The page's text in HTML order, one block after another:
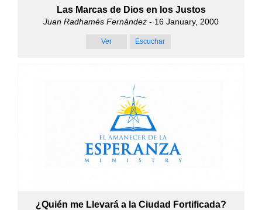
Las Marcas de Dios en los Justos
Juan Radhamés Fernández - 16 January, 2000
Ver Escuchar
¿Quién me Llevará a la Ciudad Fortificada?